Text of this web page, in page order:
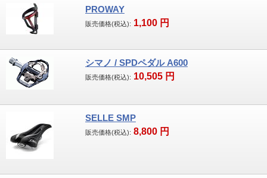
す。
PROWAY
販売価格(税込): 1,100 円
シマノ / SPDペダル A600
販売価格(税込): 10,505 円
SELLE SMP
販売価格(税込): 8,800 円